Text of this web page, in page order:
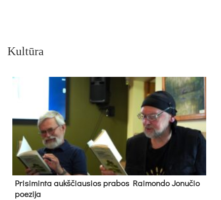
Kultūra
Pri­si­min­ta aukš­čiau­sios pra­bos Rai­mon­do Jo­nu­čio
poe­zi­ja